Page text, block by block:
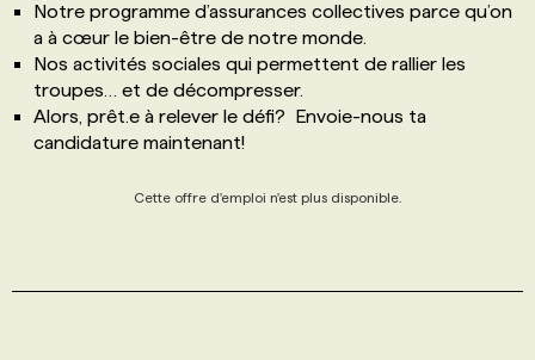
Notre programme d’assurances collectives parce qu’on
a à cœur le bien-être de notre monde.
Nos activités sociales qui permettent de rallier les
troupes… et de décompresser.
Alors, prêt.e à relever le défi? Envoie-nous ta
candidature maintenant!
Cette offre d'emploi n'est plus disponible.